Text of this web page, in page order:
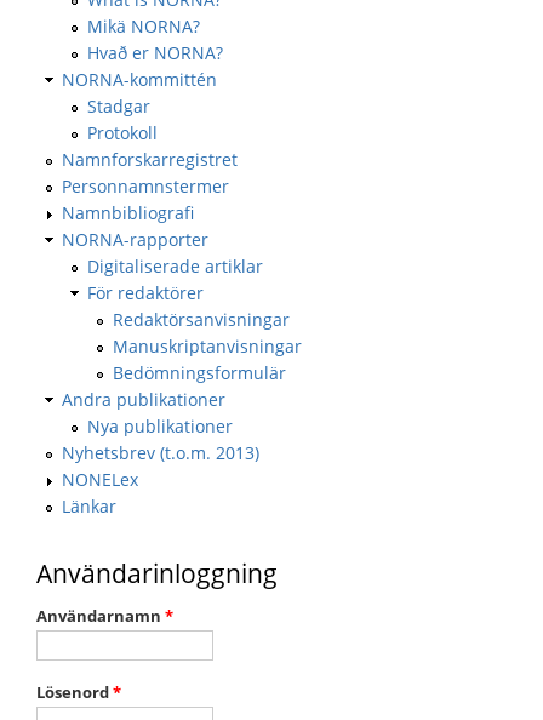
Mikä NORNA?
Hvað er NORNA?
NORNA-kommittén
Stadgar
Protokoll
Namnforskarregistret
Personnamnstermer
Namnbibliografi
NORNA-rapporter
Digitaliserade artiklar
För redaktörer
Redaktörsanvisningar
Manuskriptanvisningar
Bedömningsformulär
Andra publikationer
Nya publikationer
Nyhetsbrev (t.o.m. 2013)
NONELex
Länkar
Användarinloggning
Användarnamn *
Lösenord*